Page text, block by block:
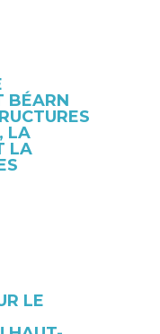
BÉARN
LA
LA
LE